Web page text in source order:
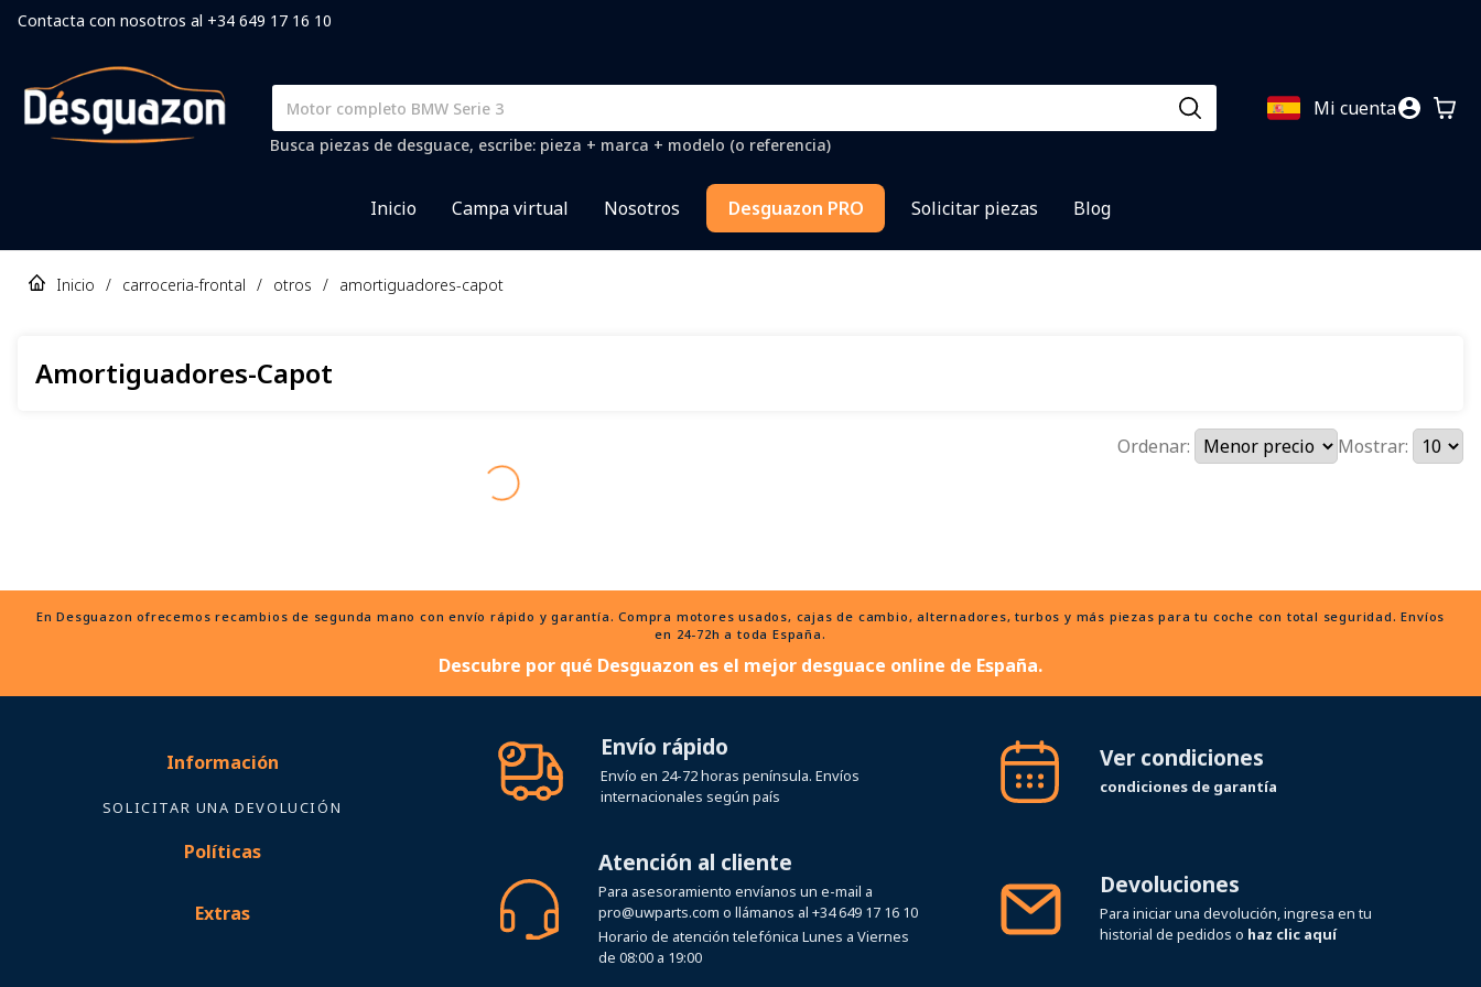
Contacta con nosotros al +34 649 17 16 10
Busca piezas de desguace, escribe: pieza + marca + modelo (o referencia)
Mi cuenta
Inicio Campa virtual Nosotros Desguazon PRO Solicitar piezas Blog
Inicio / carroceria-frontal / otros / amortiguadores-capot
Amortiguadores-Capot
Ordenar: Mostrar:
en 24-72h a toda España.
Descubre por qué Desguazon es el mejor desguace online de España.
SOLICITAR UNA DEVOLUCIÓN
Políticas
Envío en 24-72 horas península. Envíos
internacionales según país
condiciones de garantía
Para asesoramiento envíanos un e-mail a
pro@uwparts.com o llámanos al
Horario de atención telefónica Lunes a Viernes
de 08:00 a 19:00
Para iniciar una devolución, ingresa en tu
historial de pedidos o